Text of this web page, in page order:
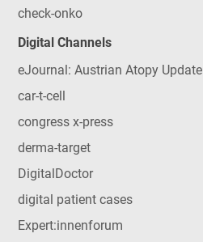
check-onko
Digital Channels
eJournal: Austrian Atopy Update
car-t-cell
congress x-press
derma-target
DigitalDoctor
digital patient cases
Expert:innenforum